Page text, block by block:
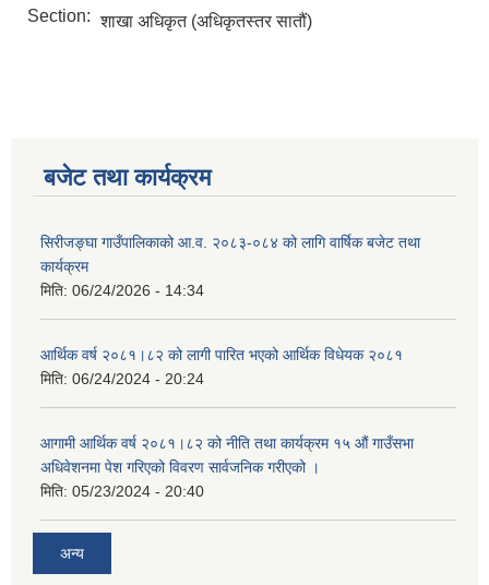
Section: शाखा अधिकृत (अधिकृतस्तर सातौं)
बजेट तथा कार्यक्रम
सिरीजङ्घा गाउँपालिकाको आ.व. २०८३-०८४ को लागि वार्षिक बजेट तथा
कार्यक्रम
मिति: 06/24/2026 - 14:34
आर्थिक वर्ष २०८१।८२ को लागी पारित भएको आर्थिक विधेयक २०८१
मिति: 06/24/2024 - 20:24
आगामी आर्थिक वर्ष २०८१।८२ को नीति तथा कार्यक्रम १५ औं गाउँसभा
अधिवेशनमा पेश गरिएको विवरण सार्वजनिक गरीएको ।
मिति: 05/23/2024 - 20:40
अन्य